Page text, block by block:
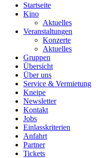
Startseite
Kino
Aktuelles
Veranstaltungen
Konzerte
Aktuelles
Gruppen
Übersicht
Über uns
Service & Vermietung
Kneipe
Newsletter
Kontakt
Jobs
Einlasskriterien
Anfahrt
Partner
Tickets